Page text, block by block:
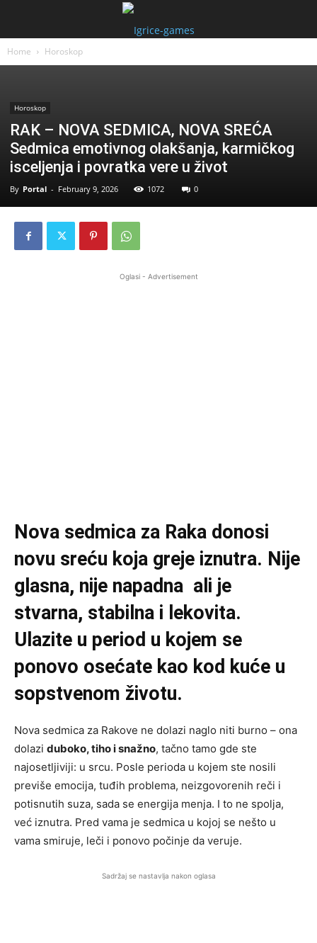
Home Horoskop
Horoskop
RAK – NOVA SEDMICA, NOVA SREĆA
Sedmica emotivnog olakšanja, karmičkog
isceljenja i povratka vere u život
By Portal - February 9, 2026 1072 0
Oglasi - Advertisement
Nova sedmica za Raka donosi
novu sreću koja greje iznutra. Nije
glasna, nije napadna ali je
stvarna, stabilna i lekovita.
Ulazite u period u kojem se
ponovo osećate kao kod kuće u
sopstvenom životu.
Nova sedmica za Rakove ne dolazi naglo niti burno – ona
dolazi duboko, tiho i snažno, tačno tamo gde ste
najosetljiviji: u srcu. Posle perioda u kojem ste nosili
previše emocija, tuđih problema, neizgovorenih reči i
potisnutih suza, sada se energija menja. I to ne spolja,
već iznutra. Pred vama je sedmica u kojoj se nešto u
vama smiruje, leči i ponovo počinje da veruje.
Sadržaj se nastavlja nakon oglasa